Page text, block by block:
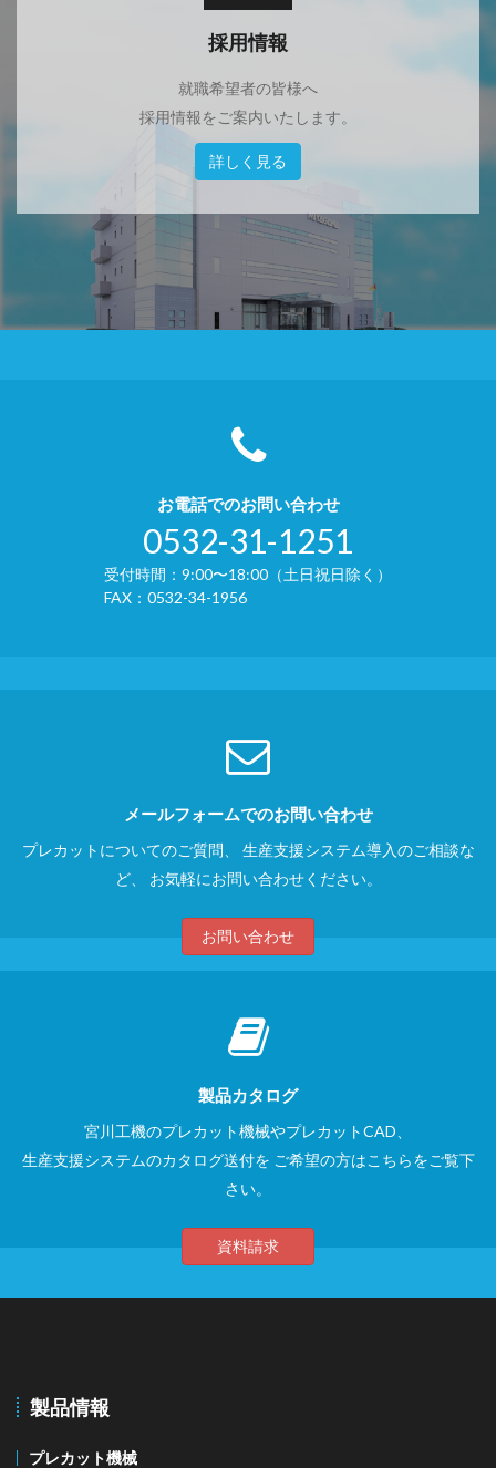
採用情報
就職希望者の皆様へ
採用情報をご案内いたします。
詳しく見る
お電話でのお問い合わせ
0532-31-1251
受付時間：9:00〜18:00（土日祝日除く）
FAX：0532-34-1956
メールフォームでのお問い合わせ
プレカットについてのご質問、
生産支援システム導入のご相談な
ど、 お気軽にお問い合わせください。
お問い合わせ
製品カタログ
宮川工機のプレカット機械やプレカットCAD、
生産支援システムのカタログ送付を ご希望の方はこちらをご覧下
さい。
資料請求
製品情報
プレカット機械